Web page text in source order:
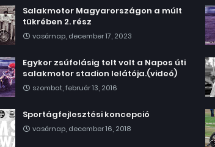
Salakmotor Magyarországon a múlt
tükrében 2. rész
vasárnap, december 17, 2023
Egykor zsúfolásig telt volt a Napos úti
salakmotor stadion lelátója.(videó)
szombat, február 13, 2016
Sportágfejlesztési koncepció
vasárnap, december 16, 2018